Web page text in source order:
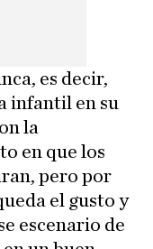
es decir,
infantil en su
la
en que los
pero por
el gusto y
escenario de